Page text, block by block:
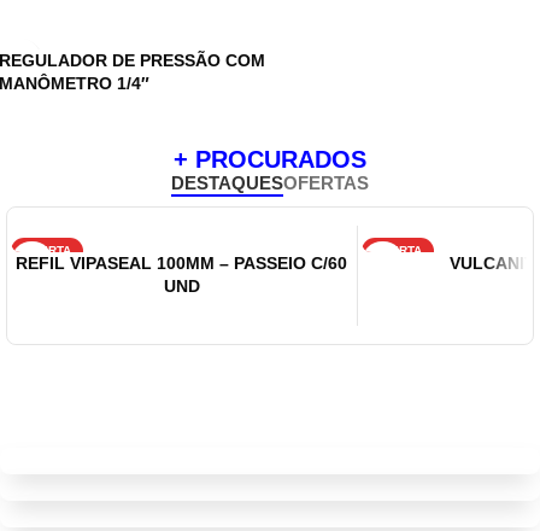
REGULADOR DE PRESSÃO COM
MANÔMETRO 1/4″
+ PROCURADOS
DESTAQUESOFERTAS
OFERTA
REFIL VIPASEAL 100MM – PASSEIO C/60
UND
OFERTA